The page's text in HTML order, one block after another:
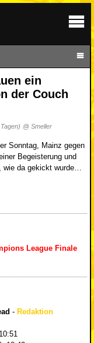
ein
der Couch
@ Smeller
Sonntag, Mainz gegen
Begeisterung und
wie da gekickt wurde…
League Finale
- Redaktion